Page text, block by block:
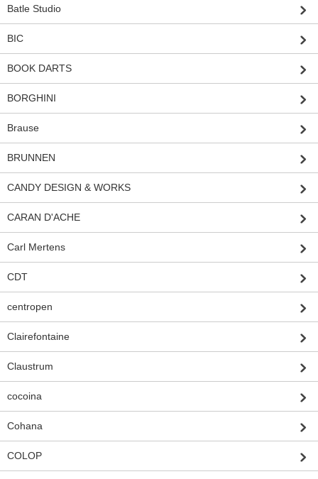
Batle Studio
BIC
BOOK DARTS
BORGHINI
Brause
BRUNNEN
CANDY DESIGN & WORKS
CARAN D'ACHE
Carl Mertens
CDT
centropen
Clairefontaine
Claustrum
cocoina
Cohana
COLOP